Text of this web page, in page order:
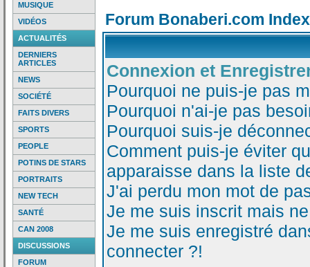
MUSIQUE
VIDÉOS
ACTUALITÉS
DERNIERS
ARTICLES
NEWS
SOCIÉTÉ
FAITS DIVERS
SPORTS
PEOPLE
POTINS DE STARS
PORTRAITS
NEW TECH
SANTÉ
CAN 2008
DISCUSSIONS
FORUM
Forum Bonaberi.com
Connexion et
Pourquoi ne puis-je pas
Pourquoi n'ai-je pas
Pourquoi suis-je
Comment puis-je éviter
apparaisse dans la liste
J'ai perdu mon mot de
Je me suis inscrit mais
Je me suis enregistré
connecter ?!